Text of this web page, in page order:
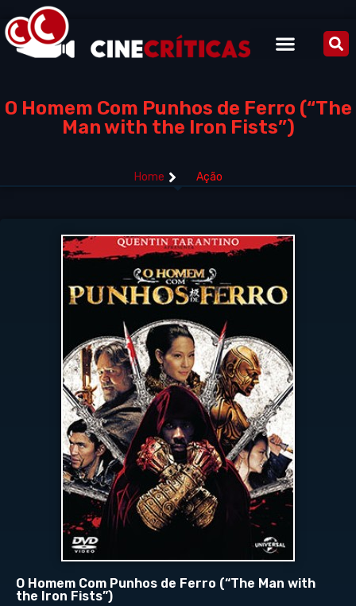
O Homem Com Punhos de Ferro (“The
Man with the Iron Fists”)
Home Ação
O Homem Com Punhos de Ferro (“The Man with
the Iron Fists”)